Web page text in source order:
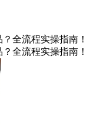
全流程实操指南！
全流程实操指南！